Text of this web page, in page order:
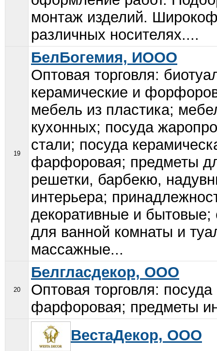
монтаж изделий.
различных носителях....
19
БелБогемия, ИООО
Оптовая торговля:
керамические и
мебель из пластика;
кухонных; посуда
стали; посуда
фарфоровая; предметы
решетки, барбекю,
интерьера;
декоративные и
для ванной комнаты и
массажные...
20
Белгласдекор, ООО
Оптовая торговля:
фарфоровая; предметы
ВестаДекор, ООО